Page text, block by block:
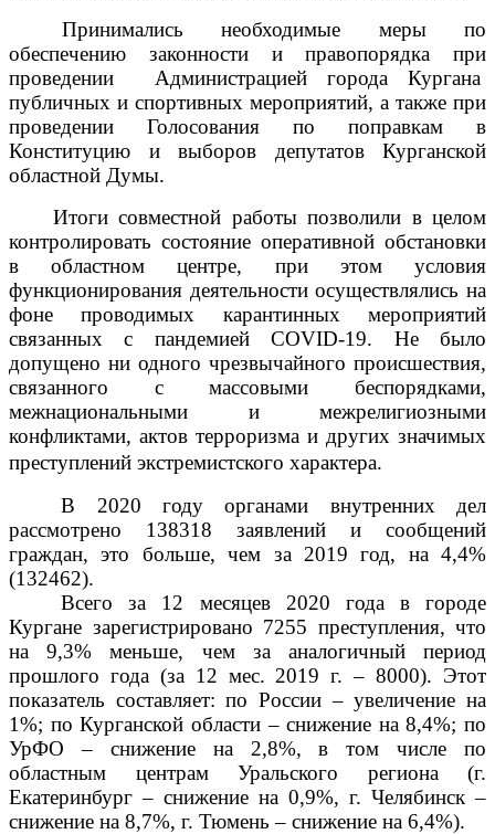
Принимались необходимые меры по
обеспечению законности и правопорядка при
проведении
Администрацией города Кургана
публичных и спортивных мероприятий, а также при
проведении Голосования по поправкам в
Конституцию и выборов депутатов Курганской
областной Думы.
Итоги совместной работы позволили в целом
контролировать состояние оперативной обстановки
в областном центре, при этомусловия
функционирования деятельности осуществлялись на
фоне проводимых карантинных мероприятий
связанных с пандемиейCOVID-19. Не было
допущено ни одного чрезвычайного происшествия,
связанного с массовыми беспорядками,
межнациональными и межрелигиозными
конфликтами, актов терроризма и других значимых
преступлений экстремистского характера.
В 2020 году органами внутренних дел
рассмотрено 138318 заявлений и сообщений
граждан, это больше, чем за 2019 год, на 4,4%
(132462).
Всего за 12 месяцев 2020 года в городе
Кургане зарегистрировано 7255 преступления, что
на 9,3% меньше, чем за аналогичный период
прошлого года (за 12 мес. 2019 г. – 8000). Этот
показатель составляет: по России – увеличение на
1%; по Курганской области – снижение на 8,4%; по
УрФО – снижение на 2,8%,в том числе по
областным центрам Уральского региона (г.
Екатеринбург – снижение на 0,9%, г. Челябинск –
снижение на 8,7%, г. Тюмень – снижение на 6,4%).